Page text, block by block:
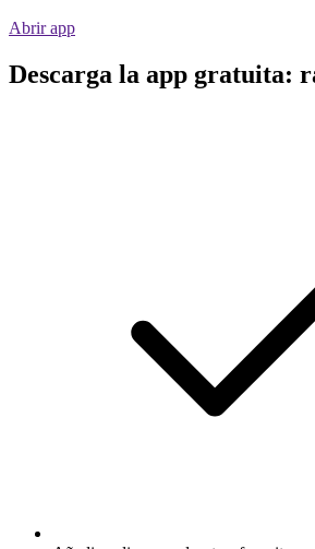
Abrir app
Descarga la app gratuita: